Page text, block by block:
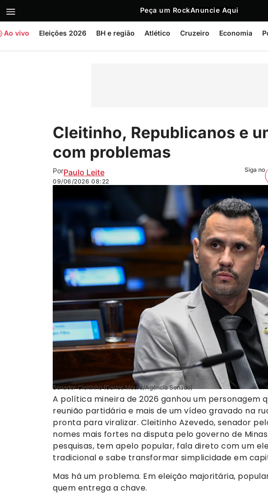
Peça um RockAnuncie Aqui
Ao vivo Eleições 2026 BH e região Atlético Cruzeiro Economia
Cleitinho, Republicanos e
com problemas
PorPaulo Leite
09/06/2026 08:22
Siga no
Senador Cleitinho (Carlos Moura/Agência Senado)
A política mineira de 2026 ganhou um personagem
reunião partidária e mais de um vídeo gravado na
pronta para viralizar. Cleitinho Azevedo, senador
nomes mais fortes na disputa pelo governo de
pesquisas, tem apelo popular, fala direto com um
tradicional e sabe transformar simplicidade em
Mas há um problema. Em eleição majoritária,
quem entrega a chave.